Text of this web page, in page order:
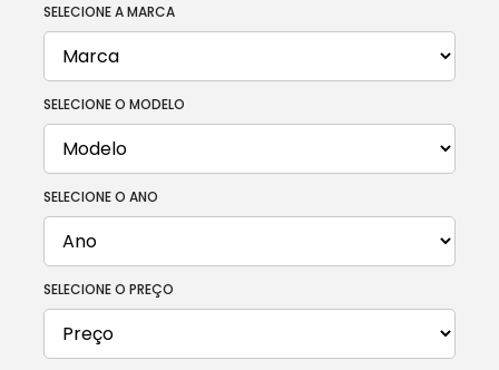
SELECIONE A MARCA
SELECIONE O MODELO
SELECIONE O ANO
SELECIONE O PREÇO